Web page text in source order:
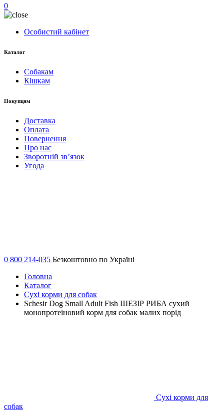
0
Особистий кабінет
Каталог
Собакам
Кішкам
Покупцям
Доставка
Оплата
Повернення
Про нас
Зворотній зв’язок
Угода
0 800 214-035 Безкоштовно по Україні
Головна
Каталог
Сухі корми для собак
Schesir Dog Small Adult Fish ШЕЗІР РИБА сухий
монопротеіновий корм для собак малих порід
Сухі корми для
собак